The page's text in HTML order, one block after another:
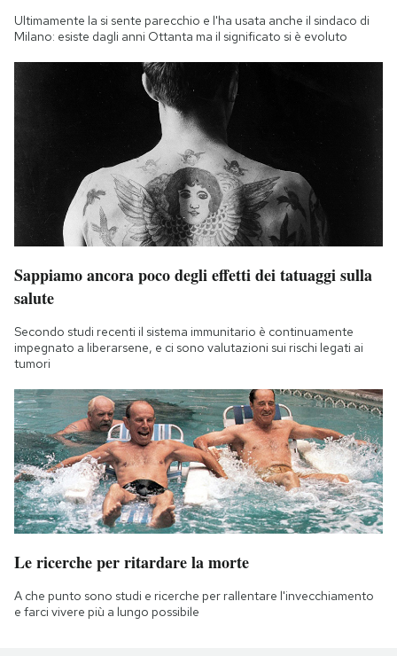
Ultimamente la si sente parecchio e l'ha usata anche il sindaco di
Milano: esiste dagli anni Ottanta ma il significato si è evoluto
Sappiamo ancora poco degli effetti dei tatuaggi sulla
salute
Secondo studi recenti il sistema immunitario è continuamente
impegnato a liberarsene, e ci sono valutazioni sui rischi legati ai
tumori
Le ricerche per ritardare la morte
A che punto sono studi e ricerche per rallentare l'invecchiamento
e farci vivere più a lungo possibile